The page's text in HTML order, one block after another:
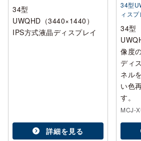
34型
UWQHD（3440×1440）
IPS方式液晶ディスプレイ
詳細を見る
34型
ィスプ
34型
像度
ディ
ネル
い色
す。
MCJ-